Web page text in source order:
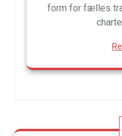
form for fælles